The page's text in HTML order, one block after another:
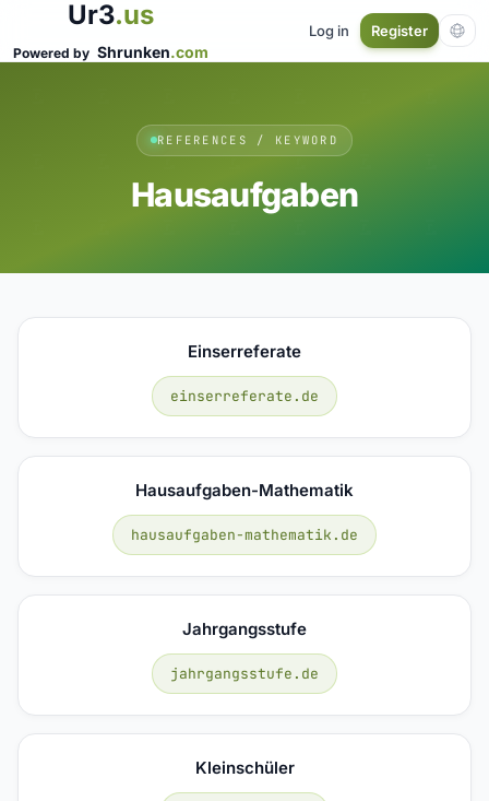
Ur3.us
Powered by Shrunken.com
Log in Register
REFERENCES / KEYWORD
Hausaufgaben
Einserreferate
einserreferate.de
Hausaufgaben-Mathematik
hausaufgaben-mathematik.de
Jahrgangsstufe
jahrgangsstufe.de
Kleinschüler